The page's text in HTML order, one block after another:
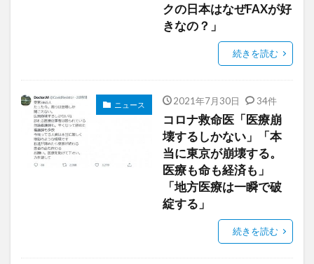
クの日本はなぜFAXが好
きなの？」
続きを読む
ニュース 2021年7月30日 34件
コロナ救命医「医療崩
壊するしかない」「本
当に東京が崩壊する。
医療も命も経済も」
「地方医療は一瞬で破
綻する」
続きを読む